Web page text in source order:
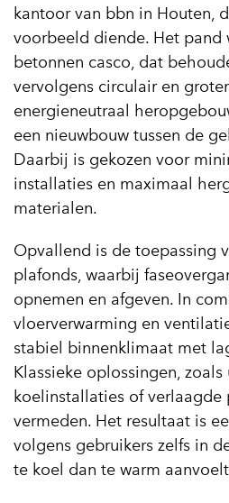
kantoor van bbn in Houten,
voorbeeld diende. Het
betonnen casco, dat
vervolgens circulair en
energieneutraal
een nieuwbouw tussen de
Daarbij is gekozen voor
installaties en maximaal
materialen.
Opvallend is de toepassing
plafonds, waarbij
opnemen en afgeven. In
vloerverwarming en
stabiel binnenklimaat met
Klassieke oplossingen,
koelinstallaties of verlaagde
vermeden. Het resultaat is
volgens gebruikers zelfs in
te koel dan te warm